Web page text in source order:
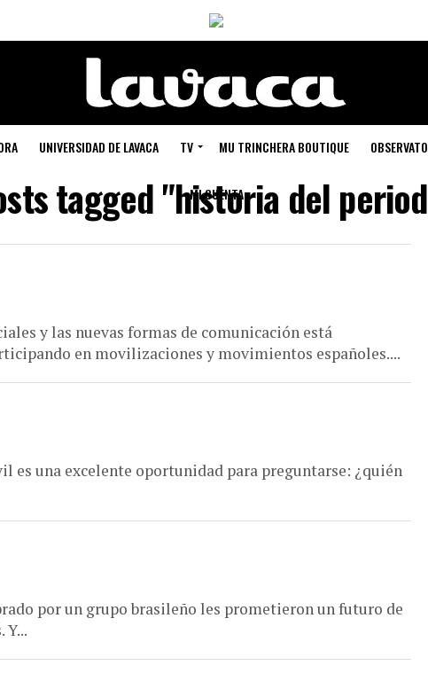
UNIVERSIDAD DE LAVACA TV MU TRINCHERA BOUTIQUE
MI CUENTA
tagged "historia del
y las nuevas formas de comunicación está
en movilizaciones y movimientos españoles....
es una excelente oportunidad para preguntarse: ¿quién
por un grupo brasileño les prometieron un futuro de